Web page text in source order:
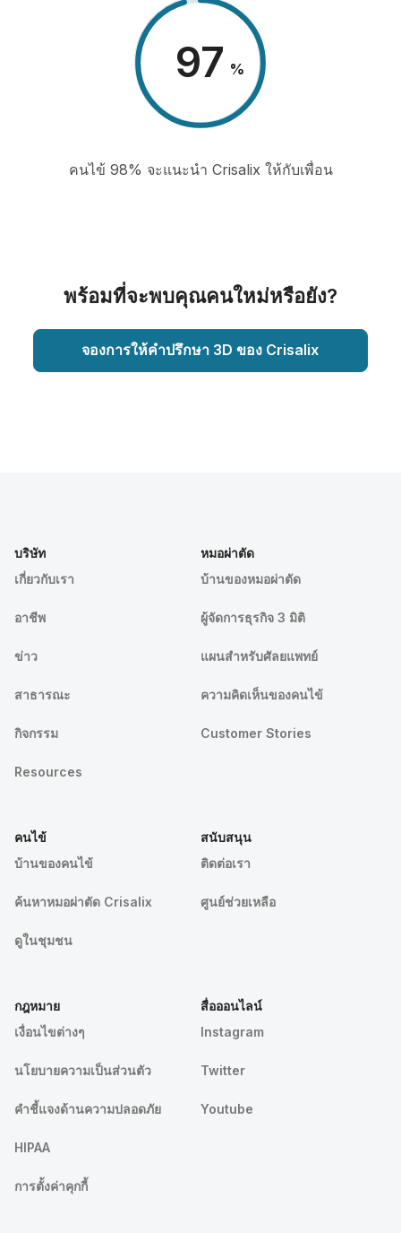
98 %
คนไข้ 98% จะแนะนำ Crisalix ให้กับเพื่อน
พร้อมที่จะพบคุณคนใหม่หรือยัง?
จองการให้คำปรึกษา 3D ของ Crisalix
บริษัท
เกี่ยวกับเรา
อาชีพ
ข่าว
สาธารณะ
กิจกรรม
Resources
หมอผ่าตัด
บ้านของหมอผ่าตัด
ผู้จัดการธุรกิจ 3 มิติ
แผนสำหรับศัลยแพทย์
ความคิดเห็นของคนไข้
Customer Stories
คนไข้
บ้านของคนไข้
ค้นหาหมอผ่าตัด Crisalix
ดูในชุมชน
สนับสนุน
ติดต่อเรา
ศูนย์ช่วยเหลือ
กฎหมาย
เงื่อนไขต่างๆ
นโยบายความเป็นส่วนตัว
คําชี้แจงด้านความปลอดภัย
HIPAA
การตั้งค่าคุกกี้
สื่อออนไลน์
Instagram
Twitter
Youtube